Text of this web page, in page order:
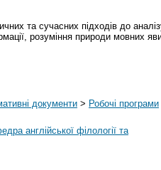
та сучасних підходів до
розуміння природи мовних
документи > Робочі програми
англійської філології та